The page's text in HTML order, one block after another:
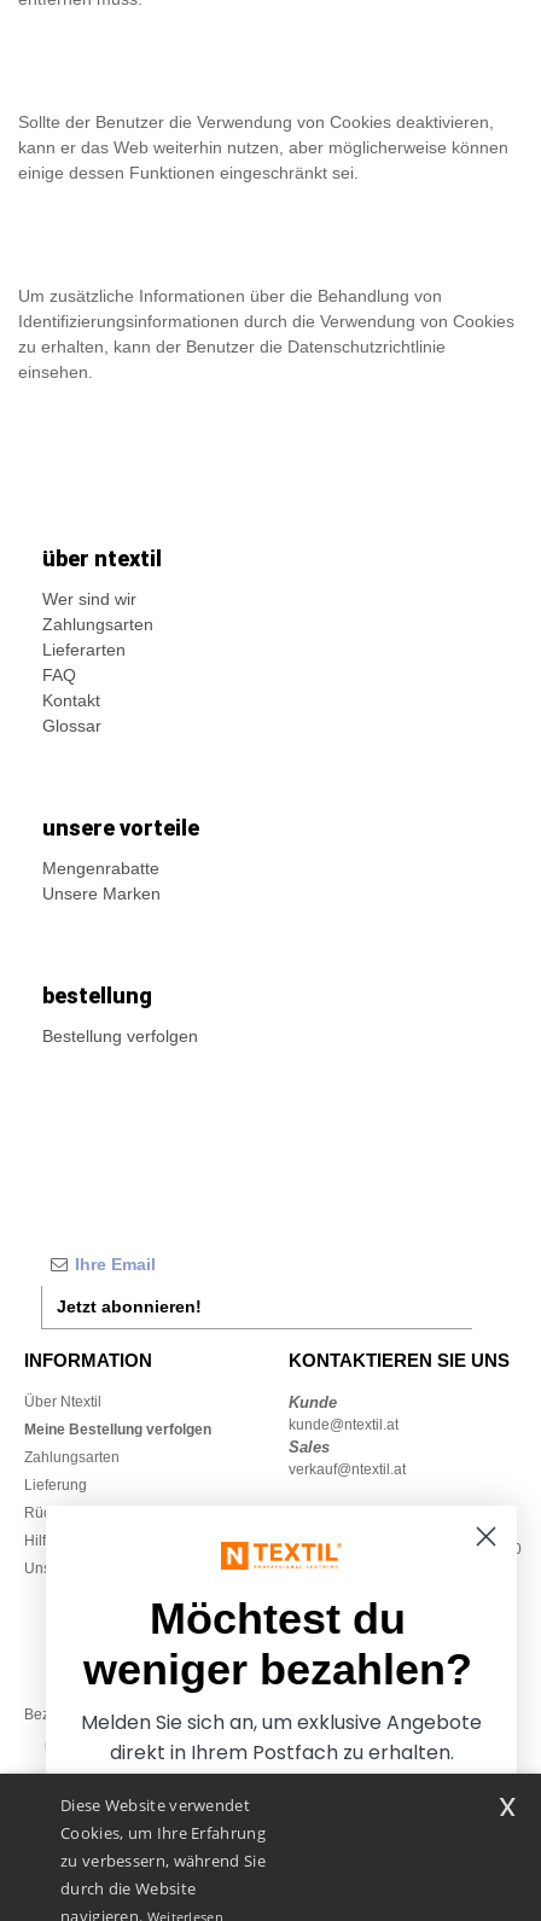
Sollte der Benutzer die Verwendung von Cookies deaktivieren,
kann er das Web weiterhin nutzen, aber möglicherweise können
einige dessen Funktionen eingeschränkt sei.
Um zusätzliche Informationen über die Behandlung von
Identifizierungsinformationen durch die Verwendung von Cookies
zu erhalten, kann der Benutzer die Datenschutzrichtlinie
einsehen.
über ntextil
Wer sind wir
Zahlungsarten
Lieferarten
FAQ
Kontakt
Glossar
unsere vorteile
Mengenrabatte
Unsere Marken
bestellung
Bestellung verfolgen
Jetzt abonnieren!
INFORMATION
Über Ntextil
Meine Bestellung verfolgen
Zahlungsarten
Lieferung
Rückerstattungen / Rückgaben
Hilfe & FAQs
Unsere Engagements
KONTAKTIEREN SIE UNS
Kunde
kunde@ntextil.at
Sales
verkauf@ntextil.at
Montag – Donnerstag: 10:00–13:00
& 14:00–17:30
Freitag: 10:00–14:00
Bezahlung mit
Unsere Paketzusteller
Diese Website verwendet
Cookies, um Ihre Erfahrung
zu verbessern, während Sie
durch die Website
navigieren. Weiterlesen
x
Möchtest du
weniger bezahlen?
Melden Sie sich an, um exklusive Angebote
direkt in Ihrem Postfach zu erhalten.